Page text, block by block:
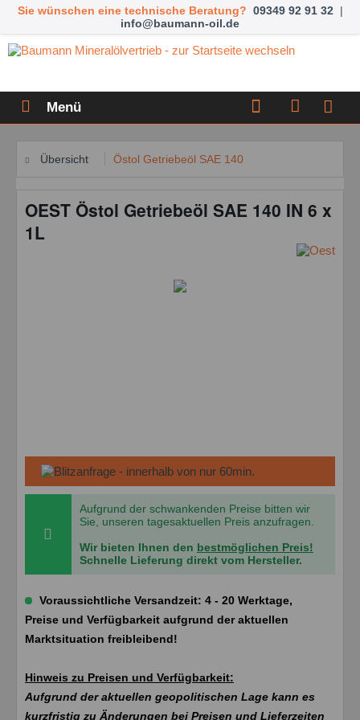
Sie wünschen eine technische Beratung? 09349 92 91 32 |
info@baumann-oil.de
Menü
Übersicht Östol Getriebeöl SAE 140
OEST Östol Getriebeöl SAE 140 IN 6 x
1L
Aufgrund der schwankenden Preise bitten wir
Sie, unseren tagesaktuellen Preis anzufragen.
Wir bieten Ihnen den bestmöglichen Preis!
Schnelle Lieferung direkt vom Hersteller.
Voraussichtliche Versandzeit: 4 - 20 Werktage,
Preise und Verfügbarkeit aufgrund der aktuellen
Marktsituation freibleibend!
Hinweis zu Preisen und Verfügbarkeit:
Aufgrund der aktuellen geopolitischen Lage kann es
kurzfristig zu Änderungen bei Preisen und Lieferzeiten